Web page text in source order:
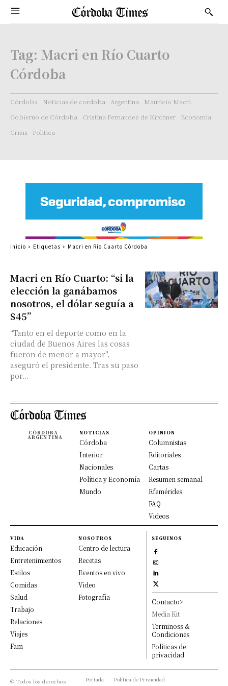
Tag: Macri en Río Cuarto
Córdoba
Córdoba Noticias de cordoba Argentina
Mauricio Macri
Gobierno de Córdoba
Cristina Fernandez de Kirchner
Economía
Crisis
Politica
Macri en Río Cuarto: “si la
elección la ganábamos
nosotros, el dólar seguía a
$45”
“Tanto en el deporte como en la
ciudad de Buenos Aires las cosas
fueron de menor a mayor",
aseguró el presidente. Tras su paso
por...
Inicio Etiquetas Macri en Río Cuarto Córdoba
CÓRDOBA -
ARGENTINA
NOTICIAS
Córdoba
Interior
Nacionales
Política y Economía
Mundo
OPINION
Columnistas
Editoriales
Cartas
Resumen semanal
Efemérides
FAQ
Videos
VIDA
Educación
Entretenimientos
Estilos
Comidas
Salud
Trabajo
Relaciones
Viajes
Fam
NOSOTROS
Centro de lectura
Recetas
Eventos en vivo
Video
Fotografía
SEGUINOS
Contacto>
Media Kit
Terminoss &
Condiciones
Políticas de
privacidad
© Todos los derechos
Portada
Política de Privacidad